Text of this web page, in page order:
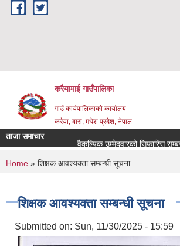
Skip to main content
करैयामाई गाउँपालिका
गाउँ कार्यपालिकाको कार्यालय
करैया, बारा, मधेश प्रदेश, नेपाल
ताजा समाचार
वैकल्पिक उम्मेदवारको सिफारिस सम्बन्धमा।
You are here
Home » शिक्षक आवश्यक्ता सम्बन्धी सूचना
शिक्षक आवश्यक्ता सम्बन्धी सूचना
Submitted on: Sun, 11/30/2025 - 15:59